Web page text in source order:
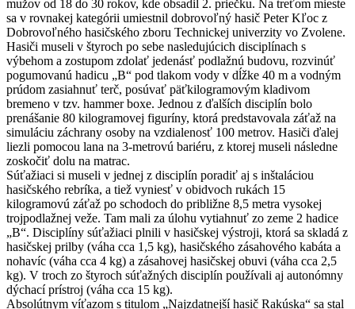
mužov od 18 do 30 rokov, kde obsadil 2. priečku. Na treťom mieste
sa v rovnakej kategórii umiestnil dobrovoľný hasič Peter Kľoc z
Dobrovoľného hasičského zboru Technickej univerzity vo Zvolene.
Hasiči museli v štyroch po sebe nasledujúcich disciplínach s
výbehom a zostupom zdolať jedenásť podlažnú budovu, rozvinúť
pogumovanú hadicu „B“ pod tlakom vody v dĺžke 40 m a vodným
prúdom zasiahnuť terč, posúvať päťkilogramovým kladivom
bremeno v tzv. hammer boxe. Jednou z ďalších disciplín bolo
prenášanie 80 kilogramovej figuríny, ktorá predstavovala záťaž na
simuláciu záchrany osoby na vzdialenosť 100 metrov. Hasiči ďalej
liezli pomocou lana na 3-metrovú bariéru, z ktorej museli následne
zoskočiť dolu na matrac.
Súťažiaci si museli v jednej z disciplín poradiť aj s inštaláciou
hasičského rebríka, a tiež vyniesť v obidvoch rukách 15
kilogramovú záťaž po schodoch do približne 8,5 metra vysokej
trojpodlažnej veže. Tam mali za úlohu vytiahnuť zo zeme 2 hadice
„B“. Disciplíny súťažiaci plnili v hasičskej výstroji, ktorá sa skladá z
hasičskej prilby (váha cca 1,5 kg), hasičského zásahového kabáta a
nohavíc (váha cca 4 kg) a zásahovej hasičskej obuvi (váha cca 2,5
kg). V troch zo štyroch súťažných disciplín používali aj autonómny
dýchací prístroj (váha cca 15 kg).
Absolútnym víťazom s titulom „Najzdatnejší hasič Rakúska“ sa stal